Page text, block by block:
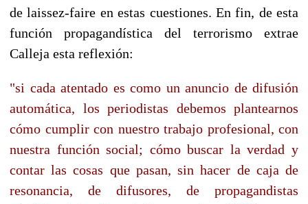
de laissez-faire en estas cuestiones. En fin, de esta
función propagandística del terrorismo extrae
Calleja esta reflexión:
"si cada atentado es como un anuncio de difusión
automática, los periodistas debemos plantearnos
cómo cumplir con nuestro trabajo profesional, con
nuestra función social; cómo buscar la verdad y
contar las cosas que pasan, sin hacer de caja de
resonancia, de difusores, de propagandistas